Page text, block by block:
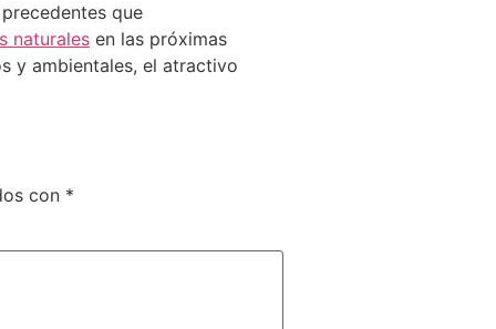
que
naturales en las próximas
y ambientales, el atractivo
con *